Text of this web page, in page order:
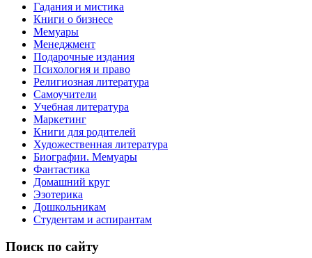
Гадания и мистика
Книги о бизнесе
Мемуары
Менеджмент
Подарочные издания
Психология и право
Религиозная литература
Самоучители
Учебная литература
Маркетинг
Книги для родителей
Художественная литература
Биографии. Мемуары
Фантастика
Домашний круг
Эзотерика
Дошкольникам
Студентам и аспирантам
Поиск по сайту